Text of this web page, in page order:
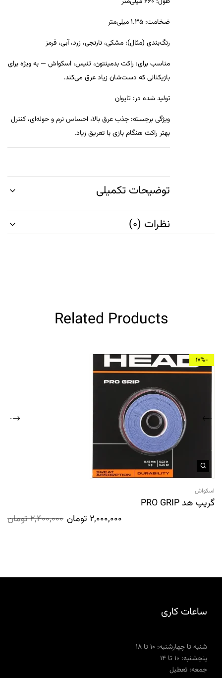
ضخامت: 1.35 میلی‌متر
رنگ‌بندی (مثال): مشکی، نارنجی، زرد، آبی، قرمز
مناسب برای: راکت بدمینتون، تنیس، اسکواش — به ویژه برای
بازیکنانی که دست‌شان زیاد عرق می‌کند.
تولید شده در: تایوان
ویژگی برجسته: جذب عرق بالا، احساس نرم و حوله‌ای، کنترل
بهتر راکت هنگام بازی با تعریق زیاد.
توضیحات تکمیلی
نظرات (0)
Related Products
-17%
اسکواش
گریپ هد PRO GRIP
2,400,000تومان 2,000,000 تومان
ساعات کاری
شنبه تا چهارشنبه: ۱۰ تا ۱۸
پنجشنبه: ۱۰ تا ۱۴
جمعه: تعطیل